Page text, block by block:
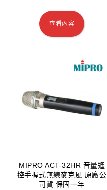
查看內容
MIPRO ACT-32HR 音量遙
控手握式無線麥克風 原廠公
司貨 保固一年